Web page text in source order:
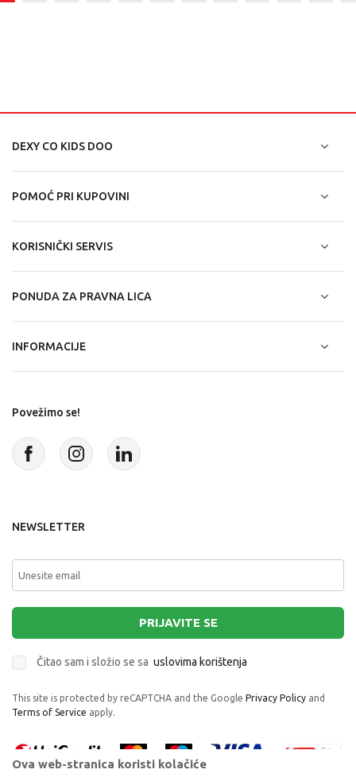
DEXY CO KIDS DOO
POMOĆ PRI KUPOVINI
KORISNIČKI SERVIS
PONUDA ZA PRAVNA LICA
INFORMACIJE
Povežimo se!
NEWSLETTER
PRIJAVITE SE
Čitao sam i složio se sa uslovima korištenja
This site is protected by reCAPTCHA and the Google Privacy Policy and
Terms of Service apply.
Ova web-stranica koristi kolačiće